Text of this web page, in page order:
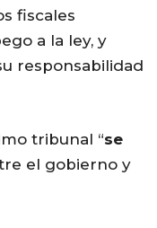
fiscales
a la ley, y
responsabilidad
tribunal “se
el gobierno y